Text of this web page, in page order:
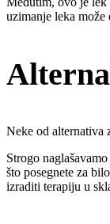
uzimanje leka može
Neke od alternativa
Strogo
što posegnete za
izraditi terapiju u